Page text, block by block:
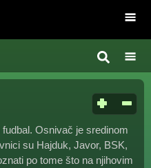
Osnivač je sredinom
su Hajduk, Javor, BSK,
po tome što na njihovim